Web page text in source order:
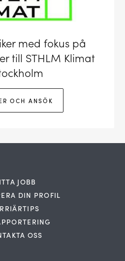
med fokus på
till STHLM Klimat
OCH ANSÖK
JOBB
DIN PROFIL
OSS